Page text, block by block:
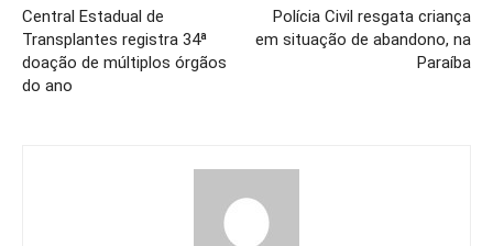
Central Estadual de
Transplantes registra 34ª
doação de múltiplos órgãos
do ano
Polícia Civil resgata criança
em situação de abandono, na
Paraíba